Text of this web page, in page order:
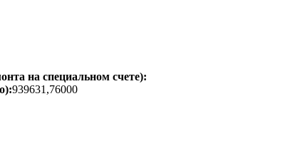
на специальном счете):
939631,76000